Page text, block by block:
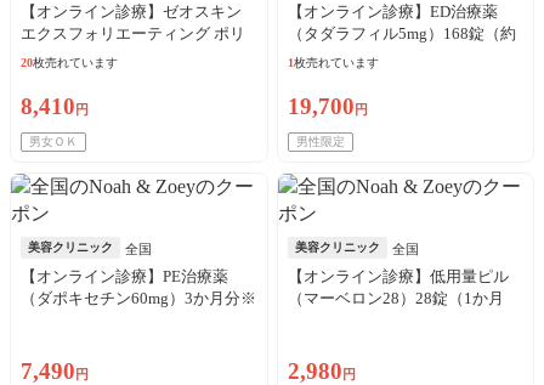
【オンライン診療】ゼオスキン
エクスフォリエーティング ポリ
ッシュ（65g）※初診料・送料込
20枚売れています
8,410 円
男女ＯＫ
【オンライン診療】ED治療薬
（タダラフィル5mg）168錠（約
6か月分）※初診料・送料込
1枚売れています
19,700 円
男性限定
美容クリニック 全国
【オンライン診療】PE治療薬
（ダポキセチン60mg）3か月分※
7,490 円
美容クリニック 全国
【オンライン診療】低用量ピル
（マーベロン28）28錠（1か月
2,980 円